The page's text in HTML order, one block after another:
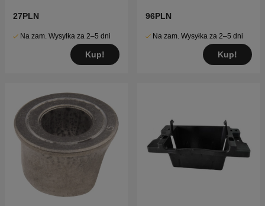
27PLN
Na zam. Wysyłka za 2–5 dni
Kup!
96PLN
Na zam. Wysyłka za 2–5 dni
Kup!